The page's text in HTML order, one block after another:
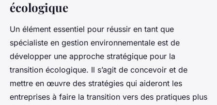
écologique
Un élément essentiel pour réussir en tant que
spécialiste en gestion environnementale est de
développer une approche stratégique pour la
transition écologique. Il s’agit de concevoir et de
mettre en œuvre des stratégies qui aideront les
entreprises à faire la transition vers des pratiques plus